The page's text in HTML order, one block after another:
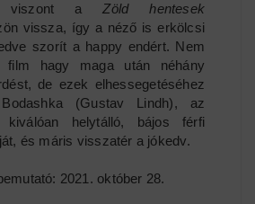
viszont aZöld hentesek
vissza, így a néző is erkölcsi
szorít a happy endért. Nem
hagy maga után néhány
de ezek elhessegetéséhez
(Gustav Lindh), az
kiválóan helytálló, bájos férfi
és máris visszatér a jókedv.
2021. október 28.